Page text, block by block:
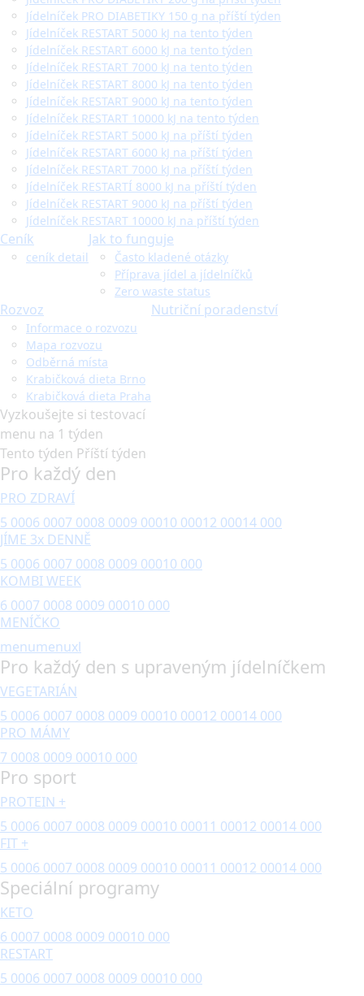
Jídelníček PRO DIABETIKY 150 g na příští týden
Jídelníček RESTART 5000 kJ na tento týden
Jídelníček RESTART 6000 kJ na tento týden
Jídelníček RESTART 7000 kJ na tento týden
Jídelníček RESTART 8000 kJ na tento týden
Jídelníček RESTART 9000 kJ na tento týden
Jídelníček RESTART 10000 kJ na tento týden
Jídelníček RESTART 5000 kJ na příští týden
Jídelníček RESTART 6000 kJ na příští týden
Jídelníček RESTART 7000 kJ na příští týden
Jídelníček RESTARTÍ 8000 kJ na příští týden
Jídelníček RESTART 9000 kJ na příští týden
Jídelníček RESTART 10000 kJ na příští týden
Ceník
ceník detail
Jak to funguje
Často kladené otázky
Příprava jídel a jídelníčků
Zero waste status
Rozvoz
Informace o rozvozu
Mapa rozvozu
Odběrná místa
Krabičková dieta Brno
Krabičková dieta Praha
Nutriční poradenství
Vyzkoušejte si testovací
menu na 1 týden
Tento týden Příští týden
Pro každý den
PRO ZDRAVÍ
5 0006 0007 0008 0009 00010 00012 00014 000
JÍME 3x DENNĚ
5 0006 0007 0008 0009 00010 000
KOMBI WEEK
6 0007 0008 0009 00010 000
MENÍČKO
menumenuxl
Pro každý den s upraveným jídelníčkem
VEGETARIÁN
5 0006 0007 0008 0009 00010 00012 00014 000
PRO MÁMY
7 0008 0009 00010 000
Pro sport
PROTEIN +
5 0006 0007 0008 0009 00010 00011 00012 00014 000
FIT +
5 0006 0007 0008 0009 00010 00011 00012 00014 000
Speciální programy
KETO
6 0007 0008 0009 00010 000
RESTART
5 0006 0007 0008 0009 00010 000